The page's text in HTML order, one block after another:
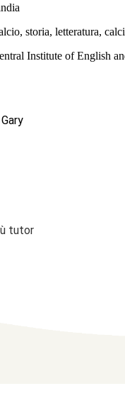
storia, letteratura,
Institute of English
tutor